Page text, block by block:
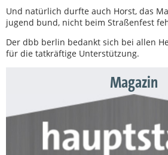
Und natürlich durfte auch Horst, das
jugend bund, nicht beim Straßenfest
Der dbb berlin bedankt sich bei allen
für die tatkräftige Unterstützung.
Magazin